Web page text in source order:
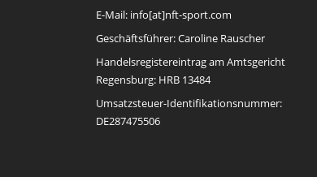
E-Mail: info[at]nft-sport.com
Geschäftsführer: Caroline Rauscher
Handelsregistereintrag am Amtsgericht
Regensburg: HRB 13484
Umsatzsteuer-Identifikationsnummer:
DE287475506